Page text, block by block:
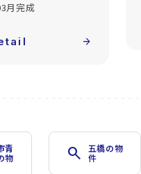
青
物
search
五橋の物
件